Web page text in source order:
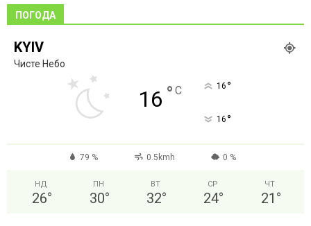
ПОГОДА
KYIV
Чисте Небо
16 ° C 16 °
16 °
79 % 0.5kmh 0 %
НД
26°
ПН
30°
ВТ
32°
СР
24°
ЧТ
21 °